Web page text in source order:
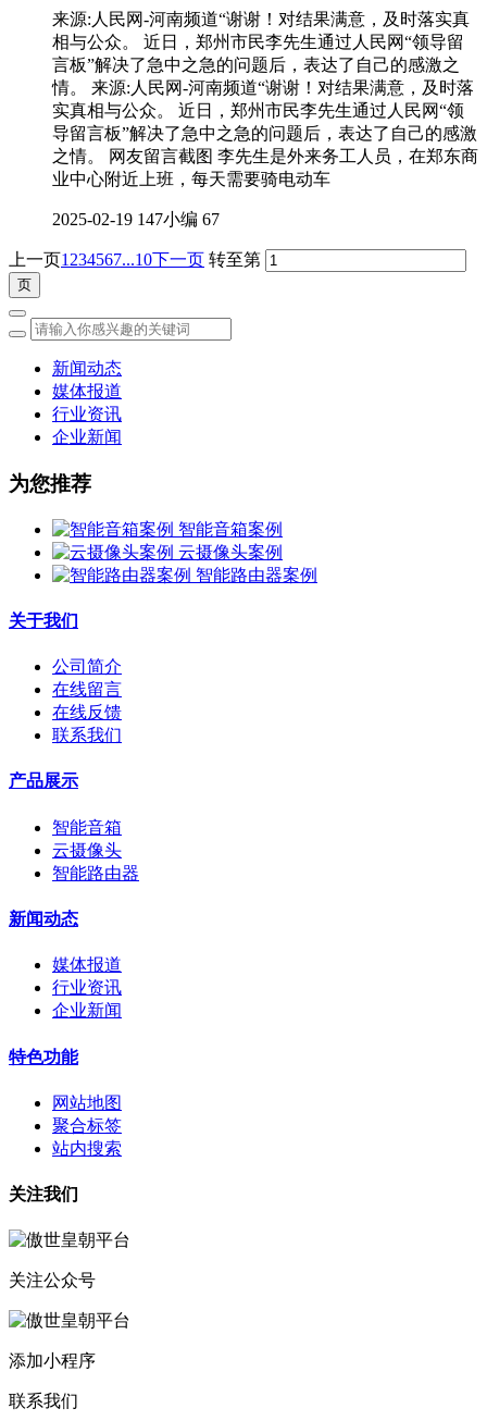
来源:人民网-河南频道“谢谢！对结果满意，及时落实真
相与公众。 近日，郑州市民李先生通过人民网“领导留
言板”解决了急中之急的问题后，表达了自己的感激之
情。 来源:人民网-河南频道“谢谢！对结果满意，及时落
实真相与公众。 近日，郑州市民李先生通过人民网“领
导留言板”解决了急中之急的问题后，表达了自己的感激
之情。 网友留言截图 李先生是外来务工人员，在郑东商
业中心附近上班，每天需要骑电动车
2025-02-19 147小编 67
上一页1 234567...10下一页 转至第
新闻动态
媒体报道
行业资讯
企业新闻
为您推荐
智能音箱案例
云摄像头案例
智能路由器案例
关于我们
公司简介
在线留言
在线反馈
联系我们
产品展示
智能音箱
云摄像头
智能路由器
新闻动态
媒体报道
行业资讯
企业新闻
特色功能
网站地图
聚合标签
站内搜索
关注我们
关注公众号
添加小程序
联系我们